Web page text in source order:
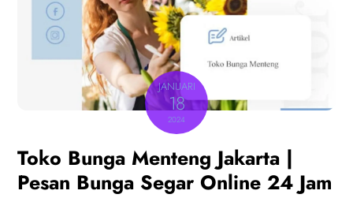
JANUARI
18
2024
Toko Bunga Menteng Jakarta |
Pesan Bunga Segar Online 24 Jam